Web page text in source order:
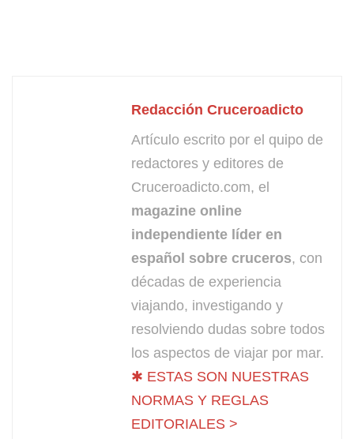
Redacción Cruceroadicto
Artículo escrito por el quipo de
redactores y editores de
Cruceroadicto.com, el
magazine online
independiente líder en
español sobre cruceros, con
décadas de experiencia
viajando, investigando y
resolviendo dudas sobre todos
los aspectos de viajar por mar.
✱ ESTAS SON NUESTRAS
NORMAS Y REGLAS
EDITORIALES >